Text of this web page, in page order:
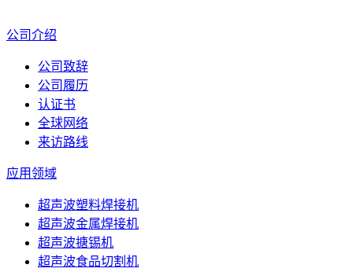
公司介绍
公司致辞
公司履历
认证书
全球网络
来访路线
应用领域
超声波塑料焊接机
超声波金属焊接机
超声波搪锡机
超声波食品切割机